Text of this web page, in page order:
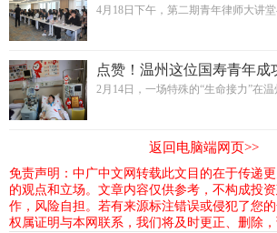
融法务大厦举行
4月18日下午，第二期青年律师大讲
点赞！温州这位国寿青年成
2月14日，一场特殊的“生命接力”在
返回电脑端网页>>
免责声明：中广中文网转载此文目的在于传递
的观点和立场。文章内容仅供参考，不构成投
作，风险自担。若有来源标注错误或侵犯了您
权属证明与本网联系，我们将及时更正、删除，